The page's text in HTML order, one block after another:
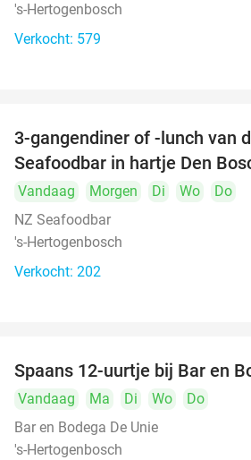
's-Hertogenbosch
Verkocht: 579
3-gangendiner of -lunch van
Seafoodbar in hartje Den
Vandaag Morgen Di Wo
Do
NZ Seafoodbar
's-Hertogenbosch
Verkocht: 202
Spaans 12-uurtje bij Bar en
Vandaag Ma Di Wo
Do
Bar en Bodega De Unie
's-Hertogenbosch